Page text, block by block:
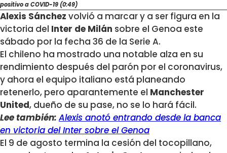
positivo a COVID-19 (0:49)
Alexis Sánchez volvió a marcar y a ser figura en la
victoria del Inter de Milán sobre el Genoa este
sábado por la fecha 36 de la Serie A.
El chileno ha mostrado una notable alza en su
rendimiento después del parón por el coronavirus,
y ahora el equipo italiano está planeando
retenerlo, pero aparantemente el Manchester
United, dueño de su pase, no se lo hará fácil.
Lee también: Alexis anotó entrando desde la banca
en victoria del Inter sobre el Genoa
El 9 de agosto termina la cesión del tocopillano,